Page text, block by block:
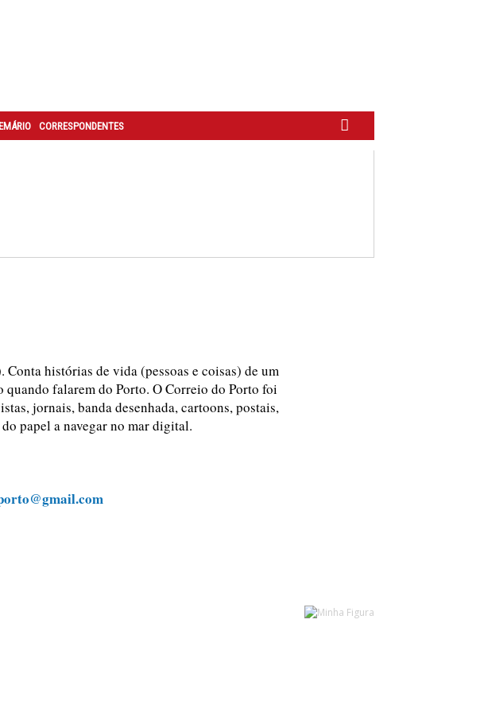
CORRESPONDENTES
histórias de vida (pessoas e coisas) de um
falarem do Porto. O Correio do Porto foi
jornais, banda desenhada, cartoons, postais,
papel a navegar no mar digital.